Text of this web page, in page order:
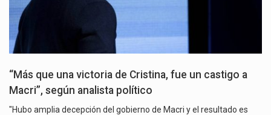
“Más que una victoria de Cristina, fue un castigo a
Macri”, según analista político
"Hubo amplia decepción del gobierno de Macri y el resultado es